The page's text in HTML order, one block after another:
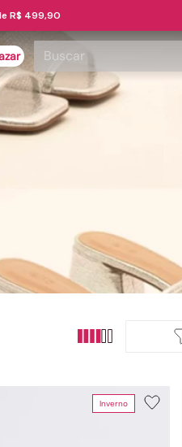
R$ 499,90
Buscar
Inverno
MAIS BUSCADOS
papete
tamanco
bolsa